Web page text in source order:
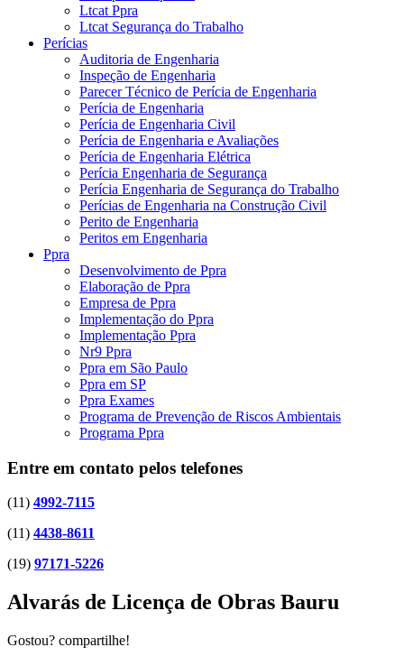
Ltcat Ppra
Ltcat Segurança do Trabalho
Perícias
Auditoria de Engenharia
Inspeção de Engenharia
Parecer Técnico de Perícia de Engenharia
Perícia de Engenharia
Perícia de Engenharia Civil
Perícia de Engenharia e Avaliações
Perícia de Engenharia Elétrica
Perícia Engenharia de Segurança
Perícia Engenharia de Segurança do Trabalho
Perícias de Engenharia na Construção Civil
Perito de Engenharia
Peritos em Engenharia
Ppra
Desenvolvimento de Ppra
Elaboração de Ppra
Empresa de Ppra
Implementação do Ppra
Implementação Ppra
Nr9 Ppra
Ppra em São Paulo
Ppra em SP
Ppra Exames
Programa de Prevenção de Riscos Ambientais
Programa Ppra
Entre em contato pelos telefones
(11) 4992-7115
(11) 4438-8611
(19) 97171-5226
Alvarás de Licença de Obras Bauru
Gostou? compartilhe!